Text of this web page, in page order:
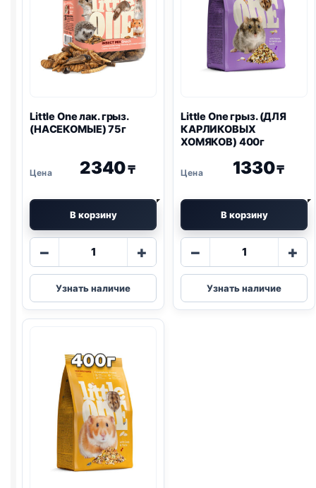
Little Oneлак. грыз.
(НАСЕКОМЫЕ) 75г
2340₸
В корзину
−
Количество
Little
One
лак.
75г
+
Узнать наличие
Little Oneгрыз. (ДЛЯ
КАРЛИКОВЫХ
ХОМЯКОВ) 400г
1330₸
В корзину
−
Количество
Little
One
грыз.
+
Узнать наличие